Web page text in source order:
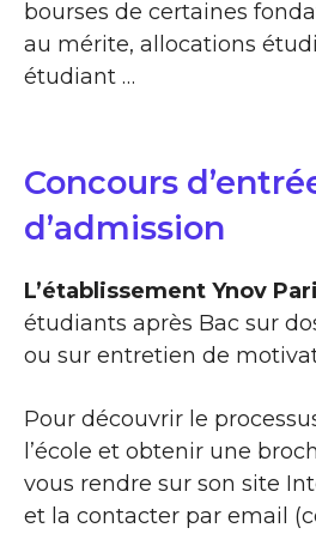
bourses de certaines
au mérite, allocations
étudiant …
Concours
d’admission
L’établissement Ynov
étudiants après Bac sur
ou sur entretien de
Pour découvrir le
l’école et obtenir une
vous rendre sur son site
et la contacter par email